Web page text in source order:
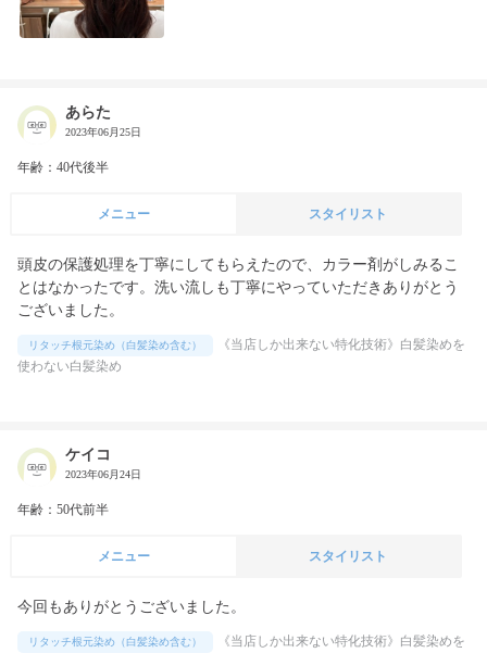
あらた
2023年06月25日
年齢：40代後半
メニュー スタイリスト
頭皮の保護処理を丁寧にしてもらえたので、カラー剤がしみるこ
とはなかったです。洗い流しも丁寧にやっていただきありがとう
ございました。
リタッチ根元染め（白髪染め含む）
《当店しか出来ない特化技術》白髪染めを
使わない白髪染め
ケイコ
2023年06月24日
年齢：50代前半
メニュー スタイリスト
今回もありがとうございました。
リタッチ根元染め（白髪染め含む）
《当店しか出来ない特化技術》白髪染めを